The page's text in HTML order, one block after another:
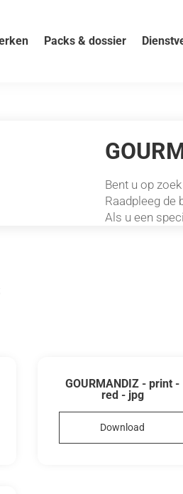
Packs & dossier
Bent u op
Raadpleeg de
Als u een
GOURMANDIZ - print -
red - jpg
Download